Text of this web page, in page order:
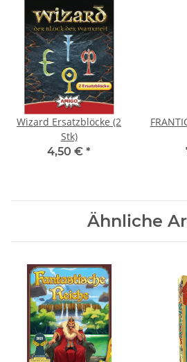
Wizard Ersatzblöcke (2
Stk)
4,50 € *
Ähnliche